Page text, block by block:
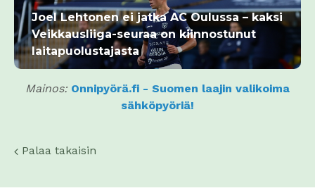
Joel Lehtonen ei jatka AC Oulussa – kaksi
Veikkausliiga-seuraa on kiinnostunut
laitapuolustajasta
Mainos: Onnipyörä.fi - Suomen laajin valikoima
sähköpyöriä!
Palaa takaisin